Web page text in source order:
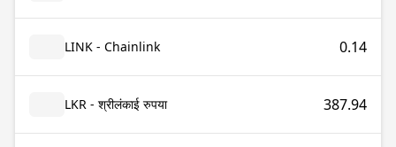
LINK - Chainlink 0.14
LKR - श्रीलंकाई रुपया 387.94